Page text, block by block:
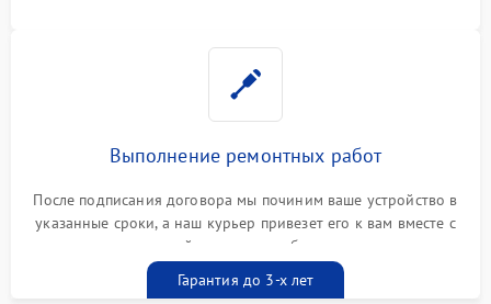
Выполнение ремонтных работ
После подписания договора мы починим ваше устройство в
указанные сроки, а наш курьер привезет его к вам вместе с
гарантийным талоном бесплатно
Гарантия до 3-х лет